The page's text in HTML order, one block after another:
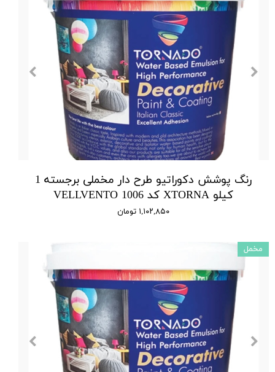
رنگ پوشش دکوراتیو طرح دار مخملی برجسته 1
کیلو XTORNA کد 1006 VELLVENTO
۱,۱۰۲,۸۵۰ تومان
مخمل